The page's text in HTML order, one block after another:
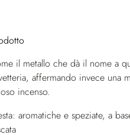
il metallo che dà il nome a
affermando invece una
incenso.
aromatiche e speziate, a